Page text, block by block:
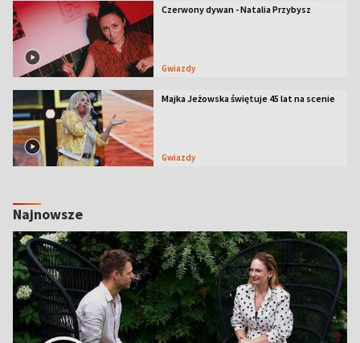
Czerwony dywan - Natalia Przybysz
Gwiazdy
Majka Jeżowska świętuje 45 lat na scenie
Gwiazdy
Najnowsze